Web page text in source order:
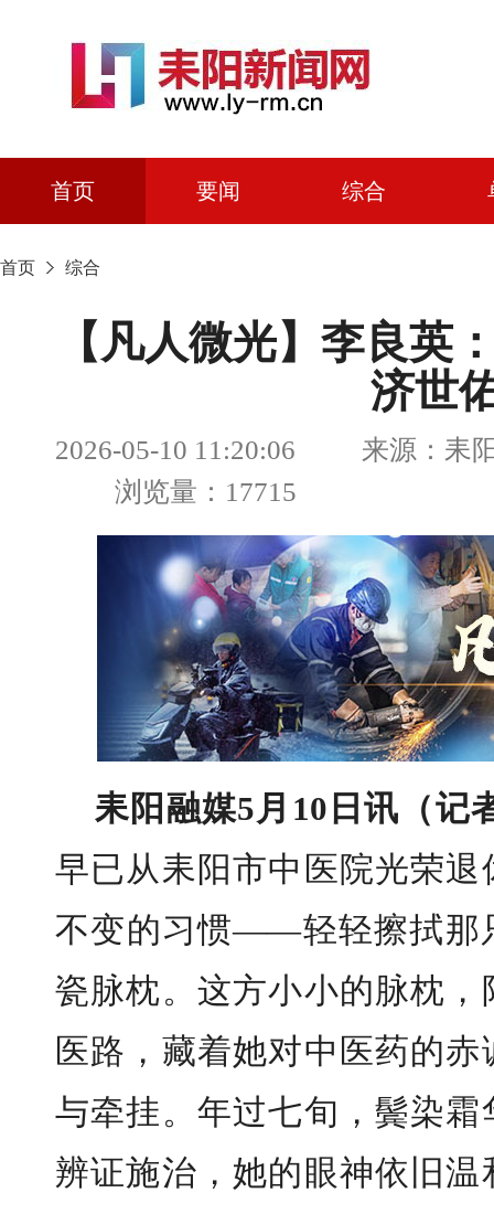
首页 要闻 综合
首页 综合
【凡人微光】李良英
济世
2026-05-10 11:20:06 来源：耒阳
浏览量：17715
耒阳融媒5月10日讯（记
早已从耒阳市中医院光荣
不变的习惯——轻轻擦拭那
瓷脉枕。这方小小的脉枕
医路，藏着她对中医药的
与牵挂。年过七旬，鬓染
辨证施治，她的眼神依旧